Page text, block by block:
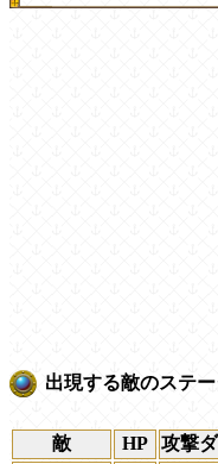
出現する敵のステ
敵 HP 攻撃